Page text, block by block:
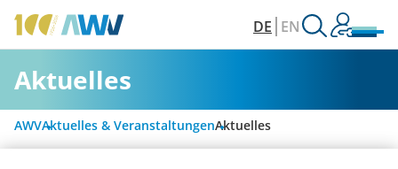
DE EN
Aktuelles
AWVAktuelles & VeranstaltungenAktuelles